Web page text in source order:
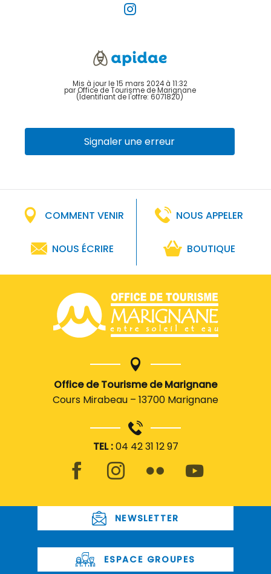
Mis à jour le 15 mars 2024 à 11:32
par Office de Tourisme de Marignane
(Identifiant de l'offre: 6071820)
Signaler une erreur
COMMENT VENIR NOUS APPELER
NOUS ÉCRIRE BOUTIQUE
Office de Tourisme de Marignane
Cours Mirabeau – 13700 Marignane
TEL :04 42 31 12 97
NEWSLETTER
ESPACE GROUPES